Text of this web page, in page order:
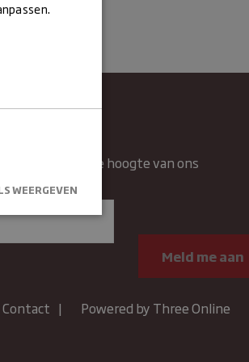
en blijft op de hoogte van ons
Contact Powered by Three Online
WEERGEVEN
Omschrijving